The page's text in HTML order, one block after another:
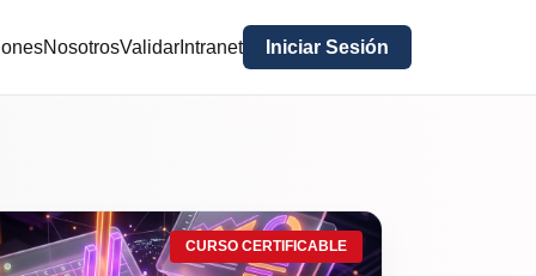
NosotrosValidarIntranet Iniciar Sesión
CURSO CERTIFICABLE